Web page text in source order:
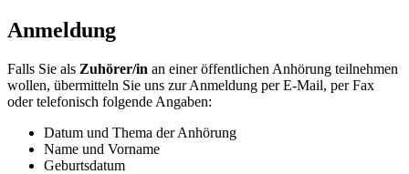
Anmeldung
Falls Sie als Zuhörer/in an einer öffentlichen Anhörung teilnehmen
wollen, übermitteln Sie uns zur Anmeldung per E-Mail, per Fax
oder telefonisch folgende Angaben:
Datum und Thema der Anhörung
Name und Vorname
Geburtsdatum